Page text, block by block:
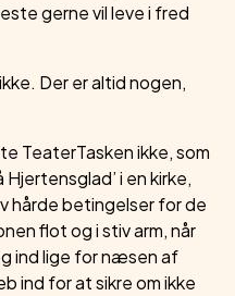
gerne vil leve i fred
Der er altid nogen,
TeaterTasken ikke, som
i en kirke,
hårde betingelser for de
flot og i stiv arm, når
ind lige for næsen af
ind for at sikre om ikke